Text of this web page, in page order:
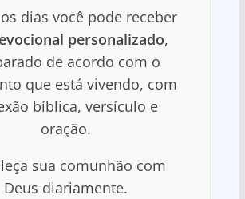
dias você pode receber
personalizado,
de acordo com o
que está vivendo, com
bíblica, versículo e
oração.
sua comunhão com
Deus diariamente.